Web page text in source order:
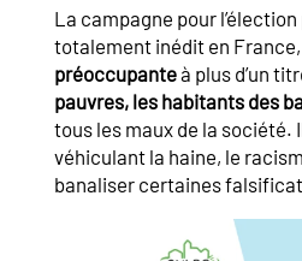
La campagne pour
totalement inédit en
préoccupanteà plus d’un
pauvres, les habitants des
tous les maux de la société.
véhiculant la haine, le
banaliser certaines